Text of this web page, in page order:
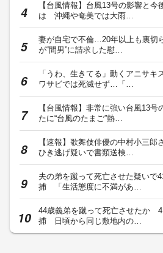
【台風情報】台風13号の影響と今
は 沖縄や奄美では大雨…
妻が自宅で不倫…20年以上も裏切
が“間男”に請求した慰…
「うわ、生きてる」動くアニサ
ワサビでは死滅せず…「…
【台風情報】非常に強い台風13号
たに“台風のたまご”熱…
【速報】歌舞伎俳優の中村小三郎
ひき逃げ疑いで書類送検…
夫の弟を蹴って死亡させた疑いで
捕 「生活態度に不満があ…
44歳義弟を蹴って死亡させたか
捕 日頃から同じ敷地内の…